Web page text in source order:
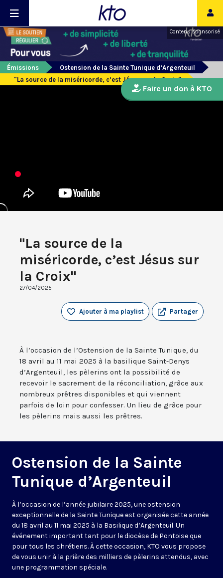
Contenu sponsorisé
Émissions
Ostension de la Sainte Tunique d’Argenteuil
"La source de la miséricorde, c’est Jésus sur la Croix"
"La source de la
miséricorde, c’est Jésus sur
la Croix"
27/04/2025
Partager
Ajouter à ma playlist
À l’occasion de l’Ostension de la Sainte Tunique, du
18 avril au 11 mai 2025 à la basilique Saint-Denys
d’Argenteuil, les pèlerins ont la possibilité de
recevoir le sacrement de la réconciliation, grâce aux
nombreux prêtres disponibles et qui viennent
parfois de loin pour confesser. Un lieu de grâce pour
les pèlerins mais aussi les prêtres.
Ostension de la Sainte
Tunique d’Argenteuil
À l’occasion de l’année jubilaire 2025, une ostension
exceptionnelle de la Sainte Tunique est organisée cette année
du 18 avril au 11 mai 2025 à la Basilique d’Argenteuil. Un
événement important tant pour le diocèse de Pontoise que
pour tous les chrétiens. À cette occasion, KTO vous propose
de vous unir à la prière des milliers de pèlerins attendus, avec
une programmation spéciale.
Faire un don à KTO